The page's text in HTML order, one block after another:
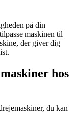
på din
maskinen til
der giver dig
hos
du kan